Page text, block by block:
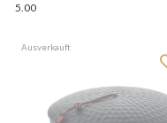
5.00
Ausverkauft